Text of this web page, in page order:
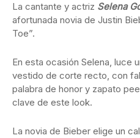
La cantante y actriz Selena
afortunada novia de Justin
Toe”.
En esta ocasión Selena, luce
vestido de corte recto, con
palabra de honor y zapato
clave de este look.
La novia de Bieber elige un